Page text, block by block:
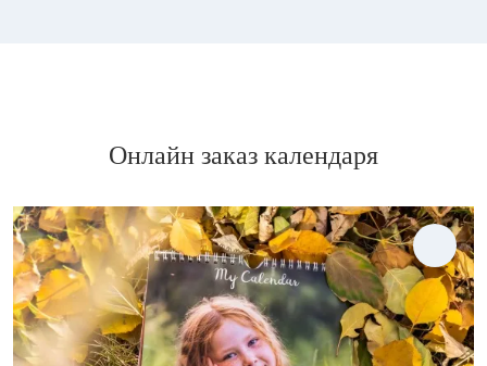
Онлайн заказ календаря